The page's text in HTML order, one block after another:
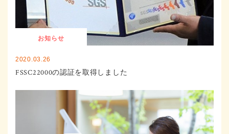
お知らせ
2020.03.26
FSSC22000の認証を取得しました